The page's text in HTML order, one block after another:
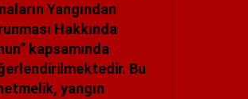
Yangından
Hakkında
kapsamında
Bu
yangın